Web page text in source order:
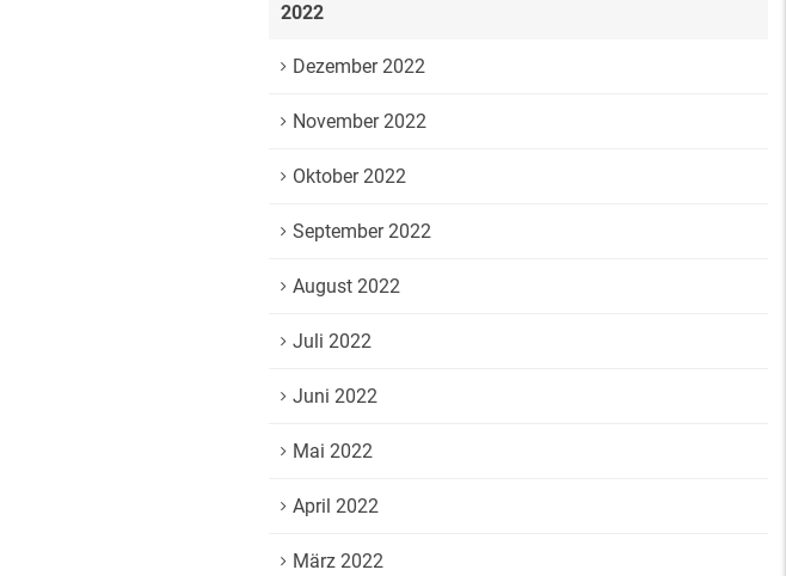
2022
Dezember 2022
November 2022
Oktober 2022
September 2022
August 2022
Juli 2022
Juni 2022
Mai 2022
April 2022
März 2022